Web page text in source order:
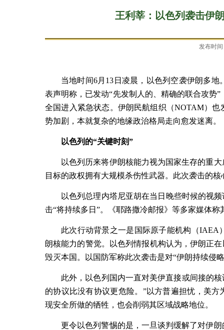
王利莘：以色列袭击伊
发布时
当地时间6月 13 日凌晨，以色列空袭伊朗多
表声明称，已发动“先发制人的、精确的联合攻势”
全国进入紧急状态。伊朗民航组织（NOTAM）也
势加剧，本就复杂的地缘政治格局走向愈发迷离。
以色列的“关键时刻”
以色列历来将伊朗核能力视为国家生存的重
目标的政权拥有大规模杀伤性武器。此次袭击的
以色列总理内塔尼亚胡在当日晚些时候的视
击“将持续多日”。《耶路撒冷邮报》等多家媒体
此次行动背景之一是国际原子能机构（IAEA
朗核能力的警觉。以色列情报机构认为，伊朗正在
毁灭本国。以国防军称此次袭击是对“伊朗持续侵
此外，以色列国内一直对美伊直接或间接的
的协议比没有协议更危险。 ”以方普遍担忧，美方
现安全所做的牺牲，也会削弱其区域战略地位。
更令以色列警惕的是，一旦谈判缓解了对伊